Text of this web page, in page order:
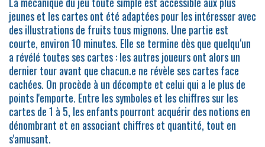
jeunes et les cartes ont été adaptées pour les intéresser avec
des illustrations de fruits tous mignons. Une partie est
courte, environ 10 minutes. Elle se termine dès que quelqu‘un
a révélé toutes ses cartes : les autres joueurs ont alors un
dernier tour avant que chacun.e ne révèle ses cartes face
cachées. On procède à un décompte et celui qui a le plus de
points l'emporte. Entre les symboles et les chiffres sur les
cartes de 1 à 5, les enfants pourront acquérir des notions en
dénombrant et en associant chiffres et quantité, tout en
s'amusant.